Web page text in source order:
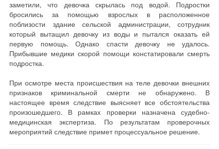
заметили, что девочка скрылась под водой. Подростки
бросились за помощью взрослых в расположенное
поблизости здание сельской администрации, сотрудник
который вытащил девочку из воды и пытался оказать ей
первую помощь. Однако спасти девочку не удалось.
Прибывшие медики скорой помощи констатировали смерть
подростка.
При осмотре места происшествия на теле девочки внешних
признаков криминальной смерти не обнаружено. В
настоящее время следствие выясняет все обстоятельства
произошедшего. В рамках проверки назначена судебно-
медицинская экспертиза. По результатам проверочных
мероприятий следствие примет процессуальное решение.